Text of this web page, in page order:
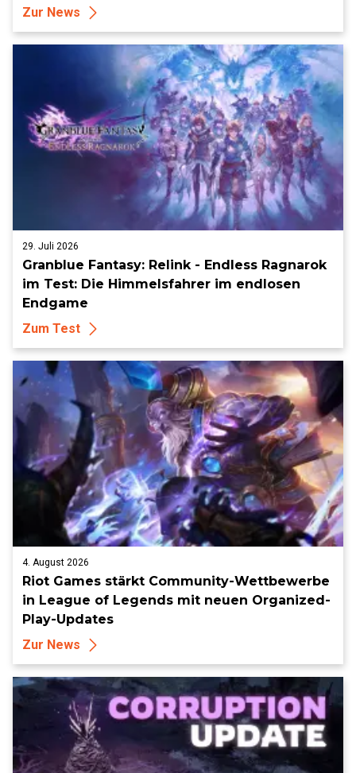
Zur News
29. Juli 2026
Granblue Fantasy: Relink - Endless Ragnarok
im Test: Die Himmelsfahrer im endlosen
Endgame
Zum Test
4. August 2026
Riot Games stärkt Community-Wettbewerbe
in League of Legends mit neuen Organized-
Play-Updates
Zur News